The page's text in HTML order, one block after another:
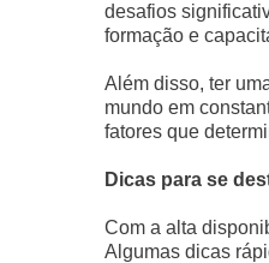
desafios
formação e
Além disso, ter
mundo em
fatores que
Dicas para se
Com a alta
Algumas dicas